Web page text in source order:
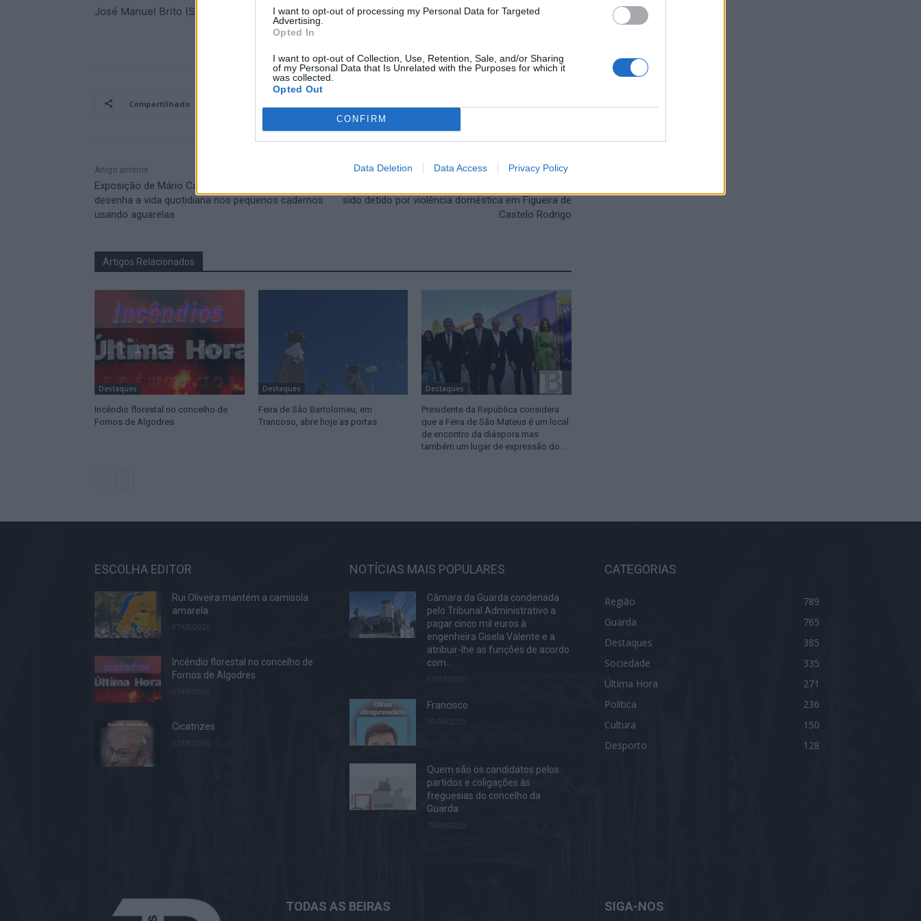
I want to opt-out of processing my Personal Data for Targeted
Advertising.
Opted In
I want to opt-out of Collection, Use, Retention, Sale, and/or Sharing
of my Personal Data that Is Unrelated with the Purposes for which it
was collected.
Opted Out
CONFIRM
Data Deletion Data Access Privacy Policy
José Manuel Brito (Seiadigital.pt)
Compartilhado
Artigo anterior
Exposição de Mário Carvalho, o artista que
desenha a vida quotidiana nos pequenos cadernos
usando aguarelas
Próximo artigo
sido detido por violência doméstica em Figueira de
Castelo Rodrigo
Artigos Relacionados
Destaques
Incêndio florestal no concelho de
Fornos de Algodres
Destaques
Feira de São Bartolomeu, em
Trancoso, abre hoje as portas
Destaques
Presidente da República considera
que a Feira de São Mateus é um local
de encontro da diáspora mas
também um lugar de expressão do...
ESCOLHA EDITOR
Rui Oliveira mantém a camisola
amarela
07/08/2026
Incêndio florestal no concelho de
Fornos de Algodres
Cicatrizes
07/08/2026
NOTÍCIAS MAIS POPULARES
Câmara da Guarda condenada
pelo Tribunal Administrativo a
pagar cinco mil euros à
engenheira Gisela Valente e a
atribuir-lhe as funções de acordo
com...
02/07/2025
Francisco
30/04/2025
Quem são os candidatos pelos
partidos e coligações às
freguesias do concelho da
Guarda
19/08/2025
CATEGORIAS
Região
789
Guarda
765
Destaques
385
Sociedade
335
Última Hora
271
Politica
236
Cultura
150
Desporto
128
TODAS AS BEIRAS SIGA-NOS